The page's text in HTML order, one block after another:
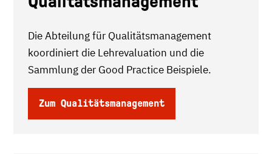
Die Abteilung für Qualitätsmanagement
koordiniert die Lehrevaluation und die
Sammlung der Good Practice Beispiele.
Zum Qualitätsmanagement